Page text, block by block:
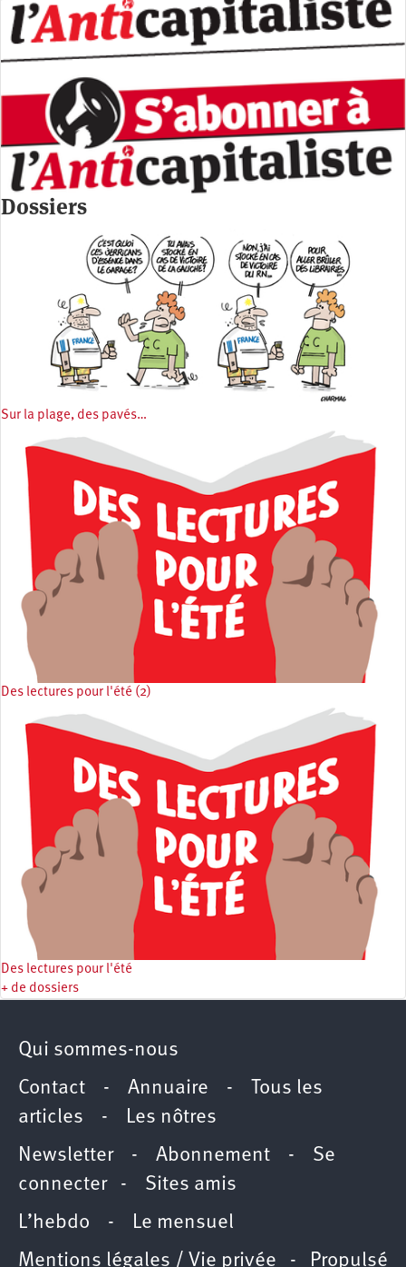
Dossiers
Sur la plage, des pavés…
Des lectures pour l'été (2)
Des lectures pour l'été
+ de dossiers
Qui sommes-nous
Contact - Annuaire -
Tous les
articles - Les nôtres
Newsletter- Abonnement - Se
connecter- Sites amis
L’hebdo - Le mensuel
Mentions légales / Vie privée - Propulsé